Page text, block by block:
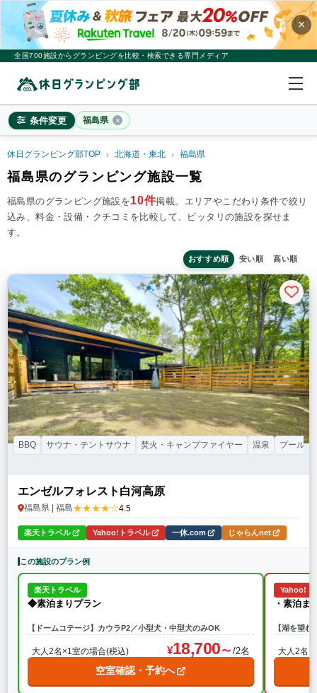
×
全国700施設からグランピングを比較・検索できる専門メディア
条件変更 福島県
2 × 1 室
料金目安 ※4名利用時の1名最安値
ペット連れ
施設タイプ
ドームテント コットンテント コテージ・ロッジ
バンガロー・キャビン 1組限定貸切
特徴・アクティビティ
サウナ・テントサウナ 焚火・キャンプファイヤー 手持ち花火
温泉 プール 海水浴 ドッグラン 駅から徒歩15分以内
駅から送迎あり
条件をクリア この条件で再検索
休日グランピング部TOP 北海道・東北 福島県
福島県のグランピング施設一覧
福島県のグランピング施設を10件掲載。 エリアやこだわり条件で絞り
込み、料金・設備・クチコミを比較して、ピッタリの施設を探せま
す。
おすすめ順 安い順 高い順
エンゼルフォレスト白河高原
福島県 | 福島★★★★☆4.5
BBQ サウナ・テントサウナ 焚火・キャンプファイヤー 温泉 プール
楽天トラベル Yahoo!トラベル 一休.com じゃらんnet
この施設のプラン例
楽天トラベル
◆素泊まりプラン
【ドームコテージ】カウラP2／小型犬・中型犬のみOK
大人2名×1室の場合(税込) 18,700 /2名
空室確認・予約へ
Yahoo!ト
・素泊ま
【湖を望
大人2名